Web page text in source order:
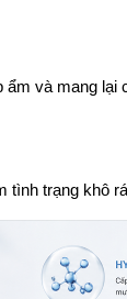
và mang lại
tình trạng khô